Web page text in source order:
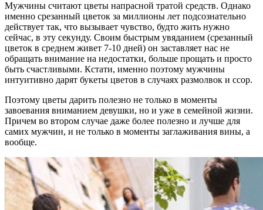
Мужчины считают цветы напрасной тратой средств. Однако
именно срезанный цветок за миллионы лет подсознательно
действует так, что вызывает чувство, будто жить нужно
сейчас, в эту секунду. Своим быстрым увяданием (срезанный
цветок в среднем живет 7-10 дней) он заставляет нас не
обращать внимание на недостатки, больше прощать и просто
быть счастливыми. Кстати, именно поэтому мужчины
интуитивно дарят букеты цветов в случаях размолвок и ссор.
Поэтому цветы дарить полезно не только в моменты
завоевания вниманием девушки, но и уже в семейной жизни.
Причем во втором случае даже более полезно и лучше для
самих мужчин, и не только в моменты заглаживания вины, а
вообще.